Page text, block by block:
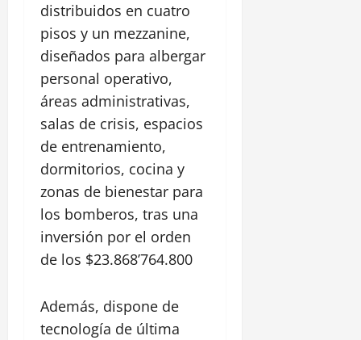
distribuidos en cuatro
pisos y un mezzanine,
diseñados para albergar
personal operativo,
áreas administrativas,
salas de crisis, espacios
de entrenamiento,
dormitorios, cocina y
zonas de bienestar para
los bomberos, tras una
inversión por el orden
de los $23.868’764.800
Además, dispone de
tecnología de última